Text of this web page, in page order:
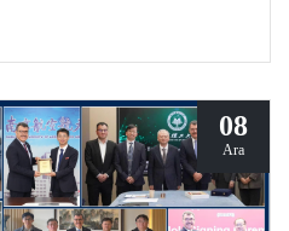
uygulamalı deprem ve
08
Ara